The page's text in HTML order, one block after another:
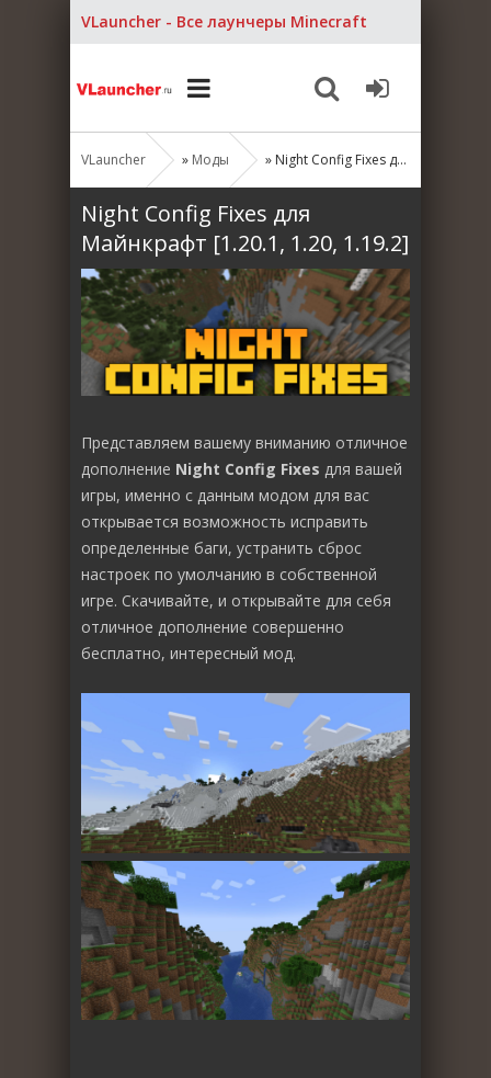
VLauncher - Все лаунчеры Minecraft
VLauncher » Моды » Night Config Fixes для Майнкрафт [1.20.1, 1.20, 1.19.2]
Night Config Fixes для
Майнкрафт [1.20.1, 1.20, 1.19.2]
Представляем вашему вниманию отличное
дополнение Night Config Fixes для вашей
игры, именно с данным модом для вас
открывается возможность исправить
определенные баги, устранить сброс
настроек по умолчанию в собственной
игре. Скачивайте, и открывайте для себя
отличное дополнение совершенно
бесплатно, интересный мод.